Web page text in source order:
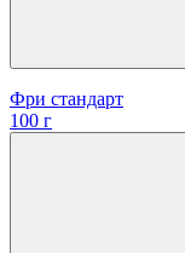
Фри стандарт
100 г